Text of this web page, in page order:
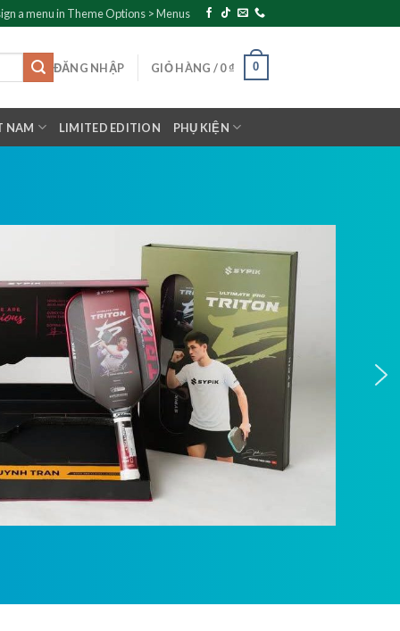
a menu in Theme Options > Menus
ĐĂNG NHẬP GIỎ HÀNG /0₫ 0
NAM LIMITED EDITION PHỤ KIỆN